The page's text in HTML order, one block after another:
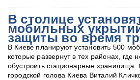
В столице
мобильных
защиты во время
В Киеве планируют установить 500
которые развернут в тех районах, где
обустроить стационарные
городской голова Киева Виталий